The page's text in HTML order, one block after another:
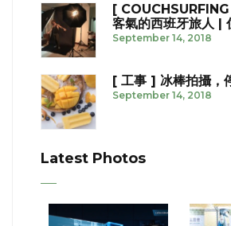
[
客氣的西班牙旅人 |
September 14, 2018
[ 工事 ] 冰棒拍攝，
September 14, 2018
Latest Photos